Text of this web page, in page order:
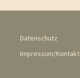
Datenschutz
Impressum/Kontakt